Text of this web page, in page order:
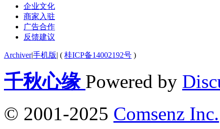
企业文化
商家入驻
广告合作
反馈建议
Archiver|手机版| ( 桂ICP备14002192号 )
千秋心缘 Powered by
© 2001-2025 Comsenz Inc.